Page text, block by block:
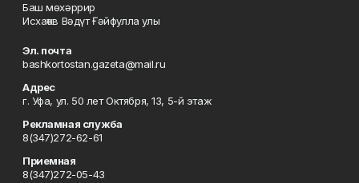
Баш мөхәррир
Исхаҡов Вәдүт Ғәйфулла улы
Эл. почта
bashkortostan.gazeta@mail.ru
Адрес
г. Уфа, ул. 50 лет Октября, 13, 5-й этаж
Рекламная служба
8(347)272-62-61
Приемная
8(347)272-05-43